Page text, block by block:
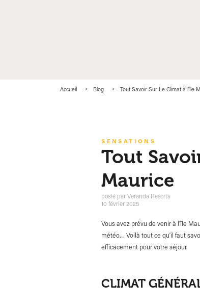
Accueil Blog Tout Savoir Sur Le Climat à l’île
SENSATIONS
Tout
Maurice
posté par Veranda Resorts
10 février 2025
Vous avez prévu de venir à l’île
météo… Voilà tout ce qu’il faut
efficacement pour votre séjour.
CLIMAT